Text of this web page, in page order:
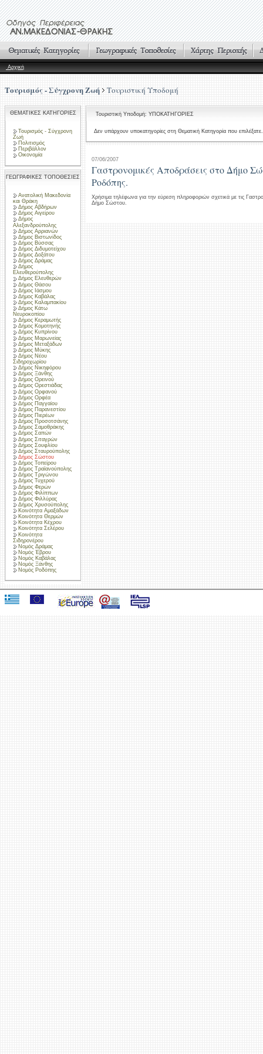
Αρχική
Τουρισμός - Σύγχρονη Ζωή Τουριστική Υποδομή
ΘΕΜΑΤΙΚΕΣ ΚΑΤΗΓΟΡΙΕΣ
Τουρισμός - Σύγχρονη
Ζωή
Πολιτισμός
Περιβάλλον
Οικονομία
ΓΕΩΓΡΑΦΙΚΕΣ ΤΟΠΟΘΕΣΙΕΣ
Ανατολική Μακεδονία
και Θράκη
Δήμος Αβδήρων
Δήμος Αιγείρου
Δήμος
Αλεξανδρούπολης
Δήμος Αρριανών
Δήμος Βιστωνίδος
Δήμος Βύσσας
Δήμος Διδυμοτείχου
Δήμος Δοξάτου
Δήμος Δράμας
Δήμος
Ελευθερούπολης
Δήμος Ελευθερών
Δήμος Θάσου
Δήμος Ιάσμου
Δήμος Καβάλας
Δήμος Καλαμπακίου
Δήμος Κάτω
Νευροκοπίου
Δήμος Κεραμωτής
Δήμος Κομοτηνής
Δήμος Κυπρίνου
Δήμος Μαρωνείας
Δήμος Μεταξάδων
Δήμος Μύκης
Δήμος Νέου
Σιδηροχωρίου
Δήμος Νικηφόρου
Δήμος Ξάνθης
Δήμος Ορεινού
Δήμος Ορεστιάδας
Δήμος Ορφανού
Δήμος Ορφέα
Δήμος Παγγαίου
Δήμος Παρανεστίου
Δήμος Πιερέων
Δήμος Προσοτσάνης
Δήμος Σαμοθράκης
Δήμος Σαπών
Δήμος Σιταγρών
Δήμος Σουφλίου
Δήμος Σταυρούπολης
Δήμος Σώστου
Δήμος Τοπείρου
Δήμος Τραϊανούπολης
Δήμος Τριγώνου
Δήμος Τυχερού
Δήμος Φερών
Δήμος Φιλίππων
Δήμος Φιλλύρας
Δήμος Χρυσούπολης
Κοινότητα Αμαξάδων
Κοινότητα Θερμών
Κοινότητα Κέχρου
Κοινότητα Σελέρου
Κοινότητα
Σιδηρονέρου
Νομός Δράμας
Νομός Έβρου
Νομός Καβάλας
Νομός Ξάνθης
Νομός Ροδόπης
Τουριστική Υποδομή: ΥΠΟΚΑΤΗΓΟΡΙΕΣ
Δεν υπάρχουν υποκατηγορίες στη Θεματική Κατηγορία που επιλέξατε.
07/06/2007
Γαστρονομικές Αποδράσεις στο Δήμο
Ροδόπης.
Χρήσιμα τηλέφωνα για την εύρεση πληροφοριών σχετικά με τις
Δήμο Σώστου.